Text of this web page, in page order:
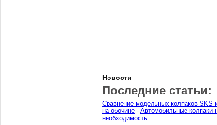
Новости
Последние статьи:
Сравнение модельных колпаков SKS
на обочине - Автомобильные колпаки
необходимость